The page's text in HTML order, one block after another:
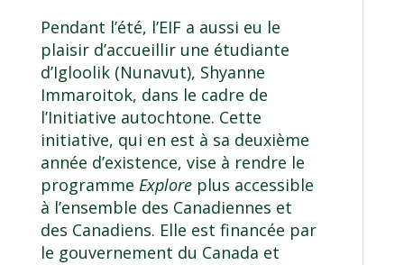
Pendant l’été, l’EIF a aussi eu le
plaisir d’accueillir une étudiante
d’Igloolik (Nunavut), Shyanne
Immaroitok, dans le cadre de
l’Initiative autochtone. Cette
initiative, qui en est à sa deuxième
année d’existence, vise à rendre le
programme Exploreplus accessible
à l’ensemble des Canadiennes et
des Canadiens. Elle est financée par
le gouvernement du Canada et